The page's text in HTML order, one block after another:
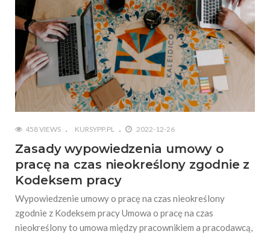
458 VIEWS KURSYPP.PL 2022-12-26
Zasady wypowiedzenia umowy o
pracę na czas nieokreślony zgodnie z
Kodeksem pracy
Wypowiedzenie umowy o pracę na czas nieokreślony
zgodnie z Kodeksem pracy Umowa o pracę na czas
nieokreślony to umowa między pracownikiem a pracodawcą,